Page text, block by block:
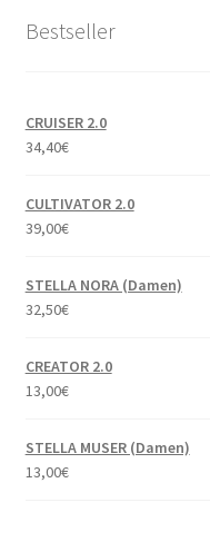
Bestseller
CRUISER 2.0
34,40€
CULTIVATOR 2.0
39,00€
STELLA NORA (Damen)
32,50€
CREATOR 2.0
13,00€
STELLA MUSER (Damen)
13,00€